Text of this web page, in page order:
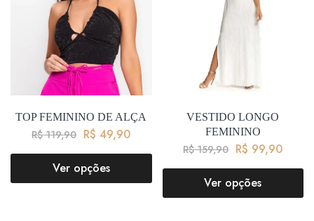
TOP FEMININO DE ALÇA
R$119,90 R$ 49,90
Ver opções
VESTIDO LONGO
FEMININO
R$159,90 R$ 99,90
Ver opções